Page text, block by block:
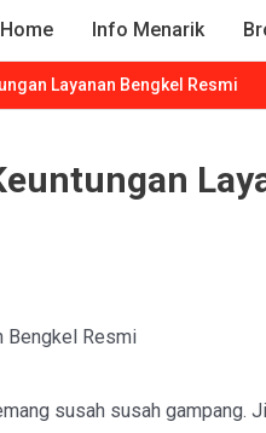
Home Info Menarik
Layanan Bengkel Resmi
susah susah gampang.